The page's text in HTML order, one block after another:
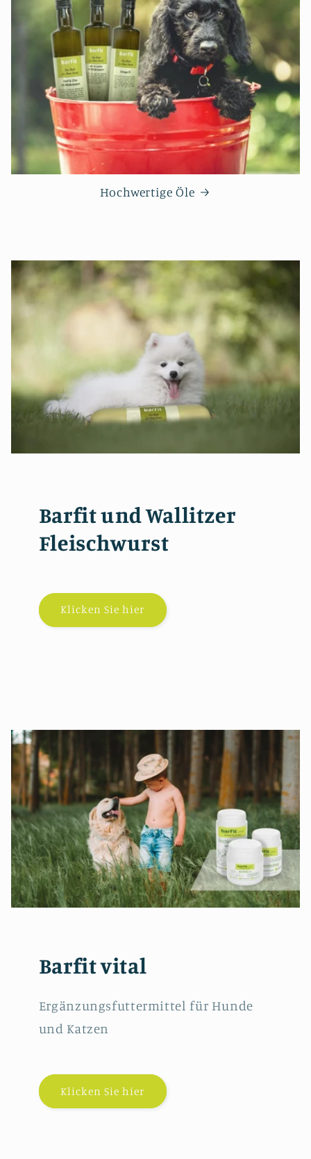
Hochwertige Öle
Barfit und Wallitzer
Fleischwurst
Klicken Sie hier
Barfit vital
Ergänzungsfuttermittel für Hunde
und Katzen
Klicken Sie hier